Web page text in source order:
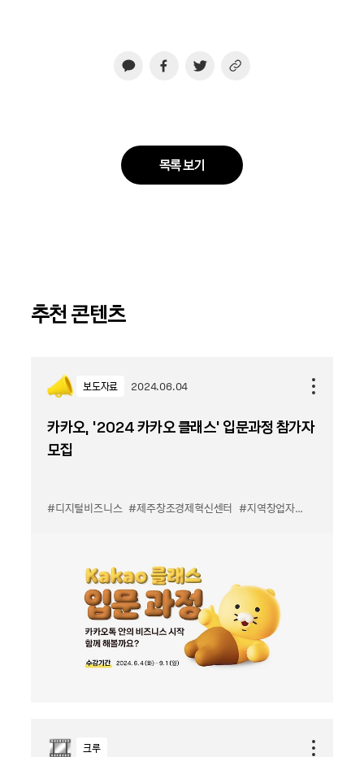
목록 보기
추천 콘텐츠
보도자료 2024.06.04
카카오, ‘2024 카카오 클래스’ 입문과정 참가자
모집
#디지털비즈니스 #제주창조경제혁신센터 #지역창업자 #카카오클래
크루